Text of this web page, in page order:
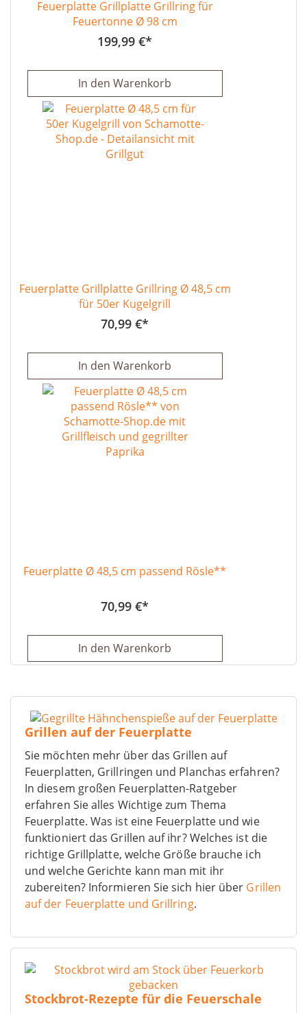
Feuerplatte Grillplatte Grillring für
Feuertonne Ø 98 cm
199,99 €
In den Warenkorb
Feuerplatte Grillplatte Grillring Ø 48,5 cm
für 50er Kugelgrill
70,99 €
In den Warenkorb
Feuerplatte Ø 48,5 cm passend Rösle**
70,99 €
In den Warenkorb
Grillen auf der Feuerplatte
Sie möchten mehr über das Grillen auf
Feuerplatten, Grillringen und Planchas erfahren?
In diesem großen Feuerplatten-Ratgeber
erfahren Sie alles Wichtige zum Thema
Feuerplatte. Was ist eine Feuerplatte und wie
funktioniert das Grillen auf ihr? Welches ist die
richtige Grillplatte, welche Größe brauche ich
und welche Gerichte kann man mit ihr
zubereiten? Informieren Sie sich hier über Grillen
auf der Feuerplatte und Grillring.
Stockbrot-Rezepte für die Feuerschale